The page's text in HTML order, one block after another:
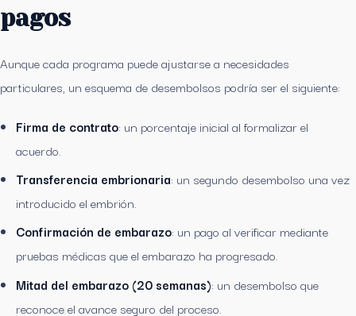
pagos
Aunque cada programa puede ajustarse a necesidades
particulares, un esquema de desembolsos podría ser el siguiente:
Firma de contrato: un porcentaje inicial al formalizar el
acuerdo.
Transferencia embrionaria: un segundo desembolso una vez
introducido el embrión.
Confirmación de embarazo: un pago al verificar mediante
pruebas médicas que el embarazo ha progresado.
Mitad del embarazo (20 semanas): un desembolso que
reconoce el avance seguro del proceso.